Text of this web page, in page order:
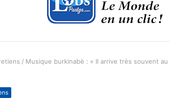
/ Musique burkinabè : « Il arrive très souvent au